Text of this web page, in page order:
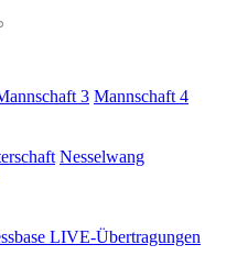
3 Mannschaft 4
Nesselwang
LIVE-Übertragungen